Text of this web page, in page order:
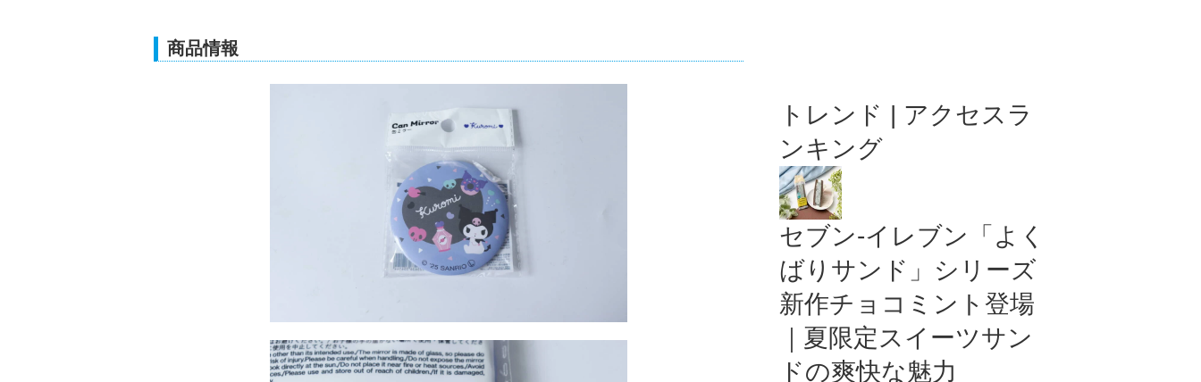
商品情報
トレンド | アクセスラ
ンキング
セブン‐イレブン「よく
ばりサンド」シリーズ
新作チョコミント登場
｜夏限定スイーツサン
ドの爽快な魅力